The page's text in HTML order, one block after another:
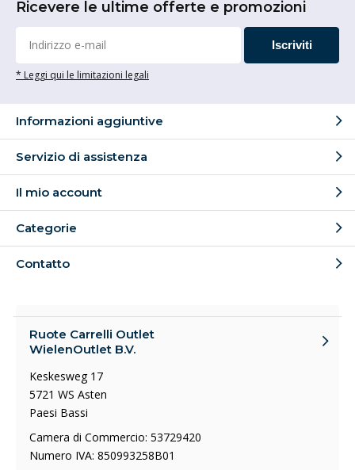
Ricevere le ultime offerte e promozioni
Iscriviti
* Leggi qui le limitazioni legali
Informazioni aggiuntive
Servizio di assistenza
Il mio account
Categorie
Contatto
Ruote Carrelli Outlet
WielenOutlet B.V.
Keskesweg 17
5721 WS Asten
Paesi Bassi
Camera di Commercio: 53729420
Numero IVA: 850993258B01